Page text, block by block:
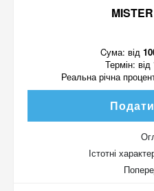
Cума: від
Термін: від
Реальна річна
Істотні